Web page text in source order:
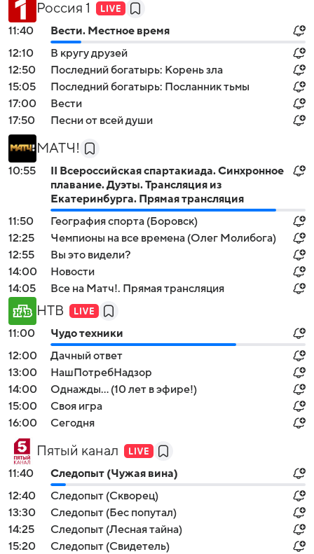
Россия 1
11:40
Вести. Местное время
12:10
В кругу друзей
12:50
Последний богатырь: Корень зла
15:05
Последний богатырь: Посланник тьмы
17:00
Вести
17:50
Песни от всей души
МАТЧ!
10:55
II Всероссийская спартакиада. Синхронное
плавание. Дуэты. Трансляция из
Екатеринбурга. Прямая трансляция
11:50
География спорта (Боровск)
12:25
Чемпионы на все времена (Олег Молибога)
12:55
Вы это видели?
14:00
Новости
14:05
Все на Матч!. Прямая трансляция
НТВ
11:00
Чудо техники
12:00
Дачный ответ
13:00
НашПотребНадзор
14:00
Однажды... (10 лет в эфире!)
15:00
Своя игра
16:00
Сегодня
Пятый канал
11:40
Следопыт (Чужая вина)
12:40
Следопыт (Скворец)
13:30
Следопыт (Бес попутал)
14:25
Следопыт (Лесная тайна)
15:20
Следопыт (Свидетель)